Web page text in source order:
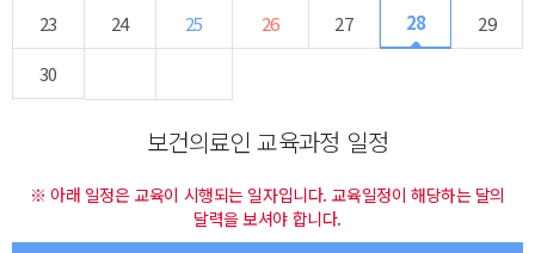
23
24 25 26 27 28
29
30
보건의료인 교육과정 일정
※ 아래 일정은 교육이 시행되는 일자입니다. 교육일정이 해당하는 달의
달력을 보셔야 합니다.